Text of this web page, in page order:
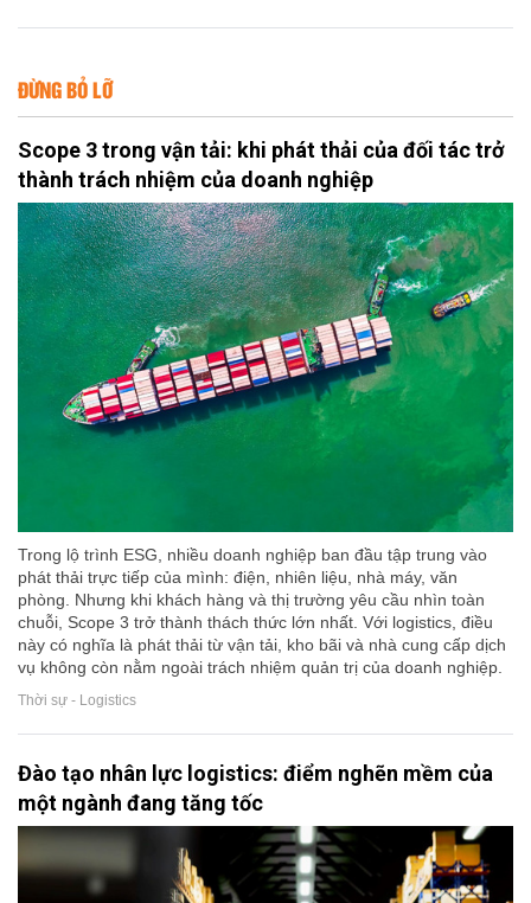
ĐỪNG BỎ LỠ
Scope 3 trong vận tải: khi phát thải của đối tác trở
thành trách nhiệm của doanh nghiệp
Trong lộ trình ESG, nhiều doanh nghiệp ban đầu tập trung vào
phát thải trực tiếp của mình: điện, nhiên liệu, nhà máy, văn
phòng. Nhưng khi khách hàng và thị trường yêu cầu nhìn toàn
chuỗi, Scope 3 trở thành thách thức lớn nhất. Với logistics, điều
này có nghĩa là phát thải từ vận tải, kho bãi và nhà cung cấp dịch
vụ không còn nằm ngoài trách nhiệm quản trị của doanh nghiệp.
Thời sự - Logistics
Đào tạo nhân lực logistics: điểm nghẽn mềm của
một ngành đang tăng tốc